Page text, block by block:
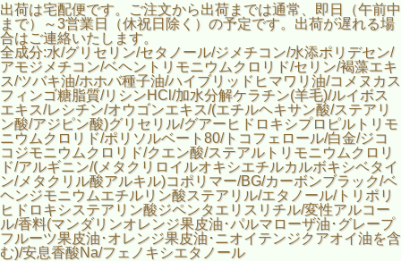
出荷は宅配便です。ご注文から出荷までは通常、即日（午前中
まで）～3営業日（休祝日除く）の予定です。出荷が遅れる場
合はご連絡いたします。
全成分:水/グリセリン/セタノール/ジメチコン/水添ポリデセン/
アモジメチコン/ベヘントリモニウムクロリド/セリン/褐藻エキ
ス/ツバキ油/ホホバ種子油/ハイブリッドヒマワリ油/コメヌカス
フィンゴ糖脂質/リシンHCl/加水分解ケラチン(羊毛)/ルイボス
エキス/レシチン/オウゴンエキス/(エチルヘキサン酸/ステアリ
ン酸/アジピン酸)グリセリル/グアーヒドロキシプロピルトリモ
ニウムクロリド/ポリソルベート80/トコフェロール/白金/ジコ
コジモニウムクロリド/クエン酸/ステアルトリモニウムクロリ
ド/アルギニン/(メタクリロイルオキシエチルカルボキシベタイ
ン/メタクリル酸アルキル)コポリマー/BG/カーボンブラック/ベ
ヘンジモニウムエチルリン酸ステアリル/エタノール/トリポリ
ヒドロキシステアリン酸ジペンタエリスリチル/変性アルコー
ル/香料(マンダリンオレンジ果皮油･パルマローザ油･グレープ
フルーツ果皮油･オレンジ果皮油･ニオイテンジクアオイ油を含
む)/安息香酸Na/フェノキシエタノール